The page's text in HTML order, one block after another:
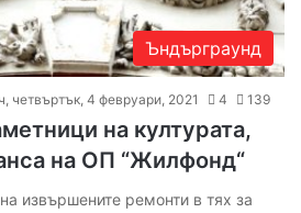
Ъндърграунд
четвъртък, 4 февруари, 2021 4 139
на културата,
на ОП “Жилфонд“
извършените ремонти в тях за